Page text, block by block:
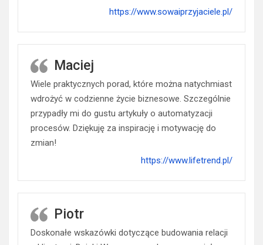
https://www.sowaiprzyjaciele.pl/
Maciej
Wiele praktycznych porad, które można natychmiast
wdrożyć w codzienne życie biznesowe. Szczególnie
przypadły mi do gustu artykuły o automatyzacji
procesów. Dziękuję za inspirację i motywację do
zmian!
https://www.lifetrend.pl/
Piotr
Doskonałe wskazówki dotyczące budowania relacji